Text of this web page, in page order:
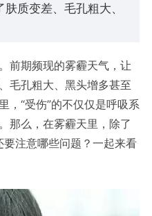
质变差、毛孔粗大、
前期频现的雾霾天气，让
毛孔粗大、黑头增多甚至
， “受伤”的不仅仅是呼吸系
那么，在雾霾天里，除了
要注意哪些问题？一起来看